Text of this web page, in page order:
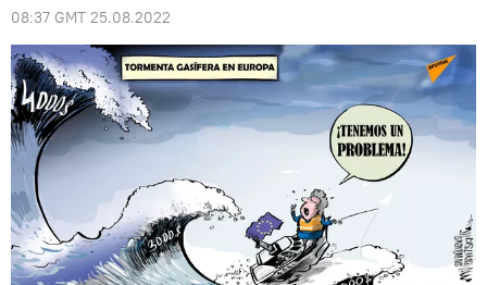
08:37 GMT 25.08.2022